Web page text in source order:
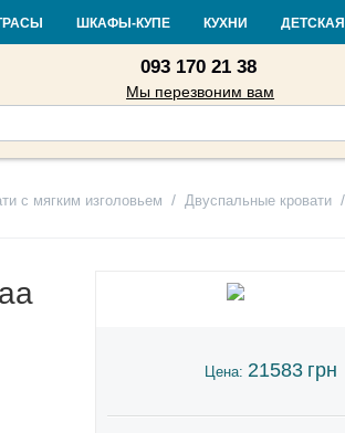
и оплата Гарантия и возврат Кредит
093 170 21 38
Мы перезвоним вам
ШКАФЫ-КУПЕ КУХНИ
с мягким изголовьем / Двуспальные кровати /
Цена: 21583 грн